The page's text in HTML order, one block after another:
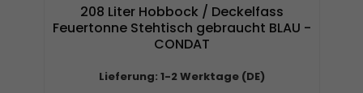
208 Liter Hobbock / Deckelfass
Feuertonne Stehtisch gebraucht BLAU -
CONDAT
Lieferung: 1-2 Werktage (DE)